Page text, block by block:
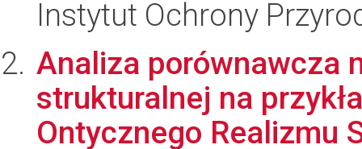
Instytut Ochrony
Analiza porównawcza
strukturalnej na
Ontycznego Realizmu